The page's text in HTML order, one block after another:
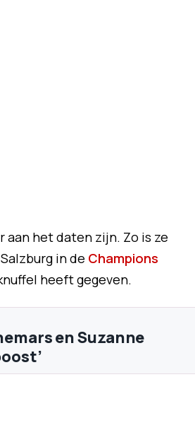
aan het daten zijn. Zo is ze
in de Champions
heeft gegeven.
en Suzanne